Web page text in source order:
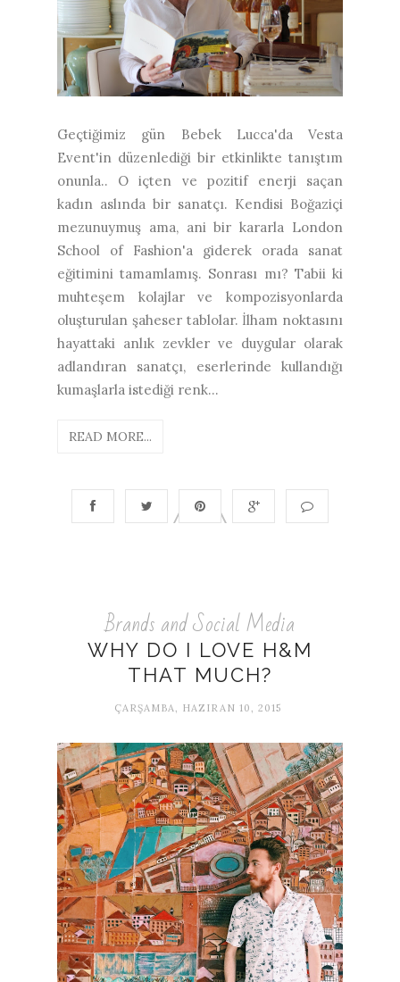
Geçtiğimiz gün Bebek Lucca'da Vesta
Event'in düzenlediği bir etkinlikte tanıştım
onunla.. O içten ve pozitif enerji saçan
kadın aslında bir sanatçı. Kendisi Boğaziçi
mezunuymuş ama, ani bir kararla London
School of Fashion'a giderek orada sanat
eğitimini tamamlamış. Sonrası mı? Tabii ki
muhteşem kolajlar ve kompozisyonlarda
oluşturulan şaheser tablolar. İlham noktasını
hayattaki anlık zevkler ve duygular olarak
adlandıran sanatçı, eserlerinde kullandığı
kumaşlarla istediği renk...
READ MORE...
Brands and Social Media
WHY DO I LOVE H&M
THAT MUCH?
ÇARŞAMBA, HAZIRAN 10, 2015